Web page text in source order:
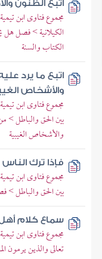
اتبع الظنون
مجموع فتاوى ابن
الكيلانية > فصل هل
الكتاب والسنة
اتبع ما يرد
والأشخاص
مجموع فتاوى ابن
بين الحق والباطل >
والأشخاص الغيبية
فإذا ترك
مجموع فتاوى ابن
بين الحق والباطل
سماع كلام
مجموع فتاوى ابن
تعالى والذين يرمون